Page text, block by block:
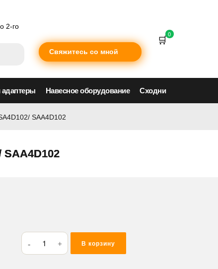
2-го
Свяжитесь со мной
0
адаптеры Навесное оборудование Сходни
SAA4D102
Количество
товара
В корзину